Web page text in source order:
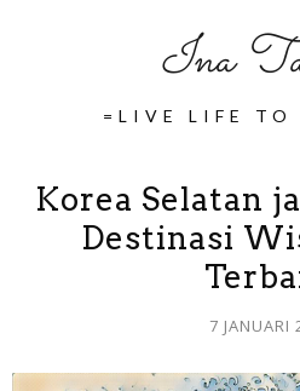
Ina
=LIVE LIFE TO
Korea Selatan
Destinasi
7 JANUARI